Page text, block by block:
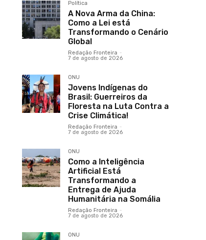
Política
A Nova Arma da China:
Como a Lei está
Transformando o Cenário
Global
Redação Fronteira -
7 de agosto de 2026
ONU
Jovens Indígenas do
Brasil: Guerreiros da
Floresta na Luta Contra a
Crise Climática!
Redação Fronteira -
7 de agosto de 2026
ONU
Como a Inteligência
Artificial Está
Transformando a
Entrega de Ajuda
Humanitária na Somália
Redação Fronteira -
7 de agosto de 2026
ONU